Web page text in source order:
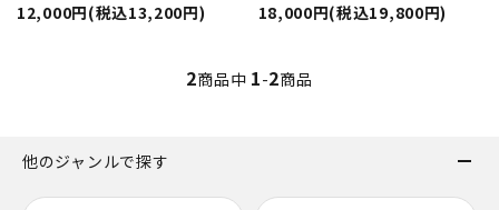
12,000円(税込13,200円)
18,000円(税込19,800円)
2商品中 1-2商品
他のジャンルで探す